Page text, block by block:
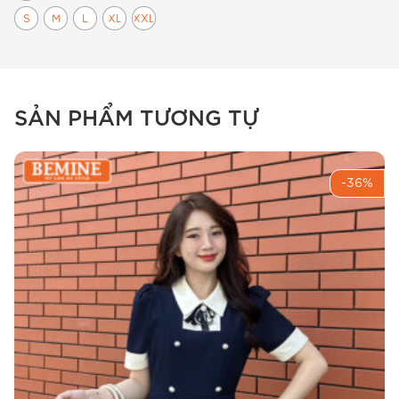
Thiết kế cổ tròn trang nhã của đầm thiết kế BEMINE
mã B803.
Chi tiết sản phẩm
Chất liệu & cảm giác mặc
S M L XL XXL
SẢN PHẨM TƯƠNG TỰ
-36%